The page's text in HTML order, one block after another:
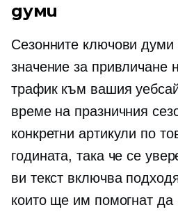
думи
Сезонните ключови
значение за привличане
трафик към вашия
време на празничния
конкретни артикули по
годината, така че се
ви текст включва
които ще им помогнат да